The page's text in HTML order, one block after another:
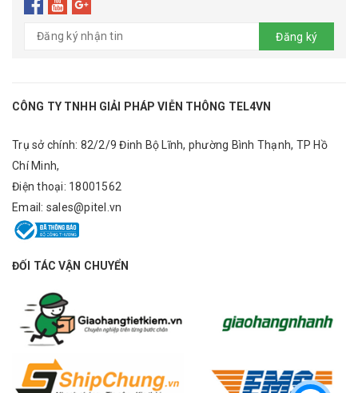
Đăng ký
CÔNG TY TNHH GIẢI PHÁP VIỄN THÔNG TEL4VN
Trụ sở chính: 82/2/9 Đinh Bộ Lĩnh, phường Bình Thạnh, TP Hồ
Chí Minh,
Điện thoại: 18001562
Email: sales@pitel.vn
ĐỐI TÁC VẬN CHUYỂN